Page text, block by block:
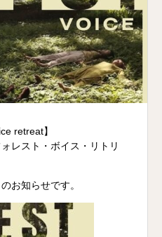
retreat】
レスト・ボイス・リトリ
お知らせです。